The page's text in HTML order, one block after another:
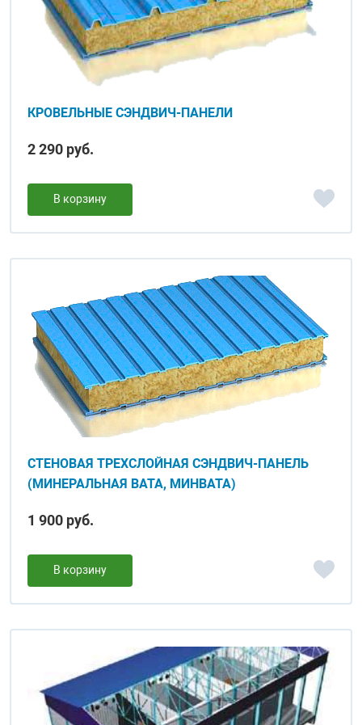
КРОВЕЛЬНЫЕ СЭНДВИЧ-ПАНЕЛИ
2 290 руб.
В корзину
СТЕНОВАЯ ТРЕХСЛОЙНАЯ СЭНДВИЧ-ПАНЕЛЬ
(МИНЕРАЛЬНАЯ ВАТА, МИНВАТА)
1 900 руб.
В корзину